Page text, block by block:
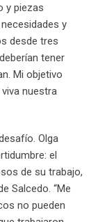
y piezas
y
desde tres
tener
Mi objetivo
nuestra
Olga
el
de su trabajo,
Salcedo. “Me
no pueden